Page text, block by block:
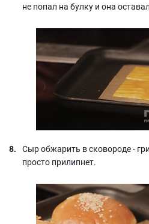
не попал на булку и она
Сыр обжарить в сковороде -
просто прилипнет.